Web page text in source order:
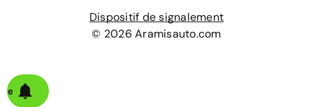
Dispositif de signalement
© 2026 Aramisauto.com